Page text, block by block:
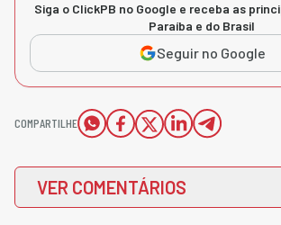
Siga o ClickPB no Google e receba as
Paraíba e do Brasil
Seguir no Google
COMPARTILHE
VER COMENTÁRIOS